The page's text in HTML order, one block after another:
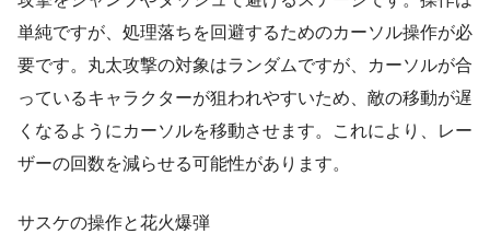
単純ですが、処理落ちを回避するためのカーソル操作が必
要です。丸太攻撃の対象はランダムですが、カーソルが合
っているキャラクターが狙われやすいため、敵の移動が遅
くなるようにカーソルを移動させます。これにより、レー
ザーの回数を減らせる可能性があります。
サスケの操作と花火爆弾